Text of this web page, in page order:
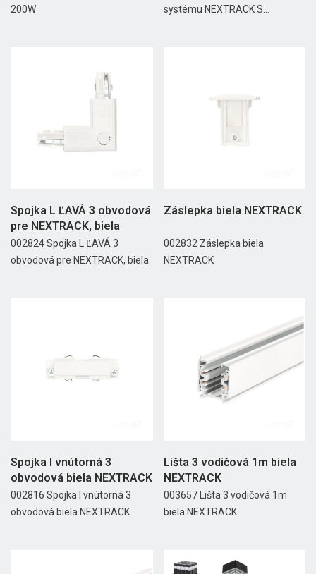
200W
systému NEXTRACK S...
Spojka L ĽAVÁ 3 obvodová
pre NEXTRACK, biela
002824 Spojka L ĽAVÁ 3
obvodová pre NEXTRACK, biela
Záslepka biela NEXTRACK
002832 Záslepka biela
NEXTRACK
Spojka I vnútorná 3
obvodová biela NEXTRACK
002816 Spojka I vnútorná 3
obvodová biela NEXTRACK
Lišta 3 vodičová 1m biela
NEXTRACK
003657 Lišta 3 vodičová 1m
biela NEXTRACK